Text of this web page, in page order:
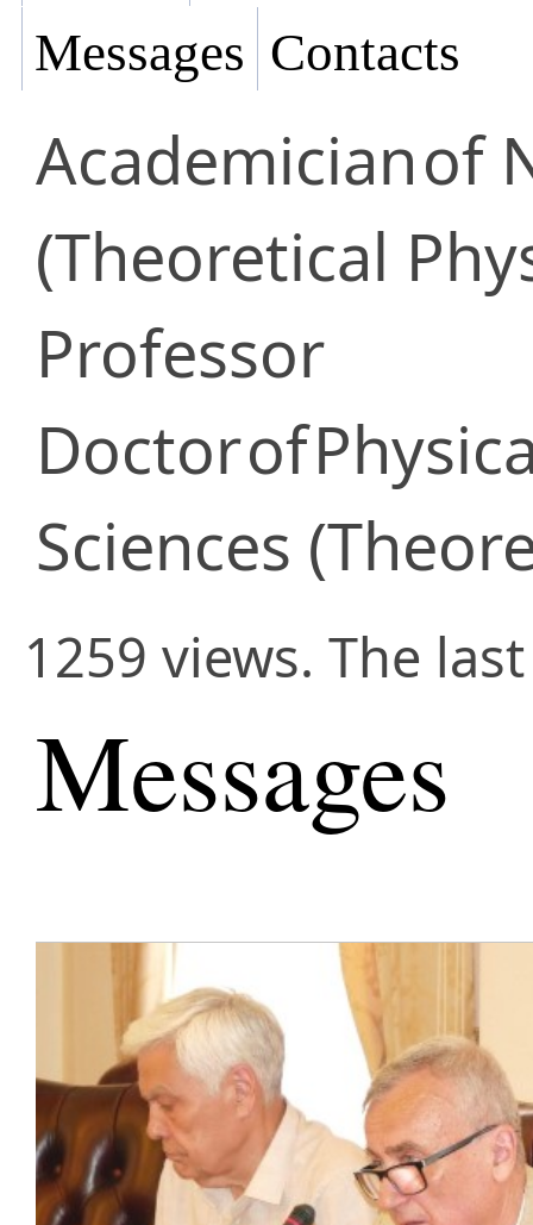
Messages Contacts
Academicianof
(Theoretical
Professor
Doctorof
Sciences
1259 views. The
Messages